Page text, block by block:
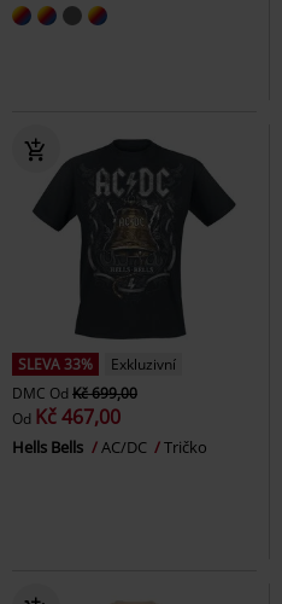
SLEVA 33%
Exkluzivní
DMC Od Kč 699,00
Od Kč 467,00
Hells Bells AC/DC Tričko